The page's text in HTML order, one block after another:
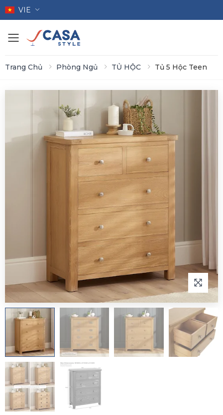
VIE
Toggle mobile menu
Trang Chủ Phòng Ngủ TỦ HỘC Tủ 5 Hộc Teen